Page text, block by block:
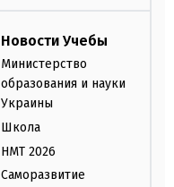
Новости Учебы
Министерство
образования и науки
Украины
Школа
НМТ 2026
Саморазвитие